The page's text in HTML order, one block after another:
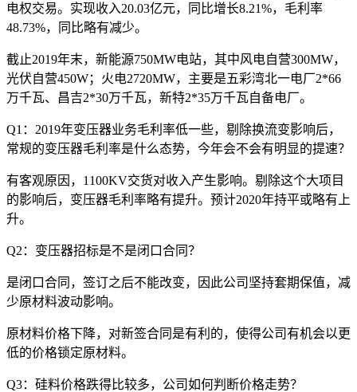
电权交易。实现收入20.03亿元，同比增长8.21%，毛利率
48.73%，同比略有减少。
截止2019年末，新能源750MW电站，其中风电自营300MW，
光伏自营450W；火电2720MW，主要是五彩湾北一电厂2*66
万千瓦、昌吉2*30万千瓦，新特2*35万千瓦自备电厂。
Q1：2019年变压器业务毛利率低一些，剔除换流变影响后，
常规的变压器毛利率是什么态势，今年会不会有明显的提速？
有客观原因，1100KV交货对收入产生影响。剔除这个大项目
的影响后，变压器毛利率略有提升。预计2020年持平或略有上
升。
Q2：变压器招标是不是闭口合同？
是闭口合同，签订之后不能改变，因此公司坚持套期保值，减
少原材料波动影响。
原材料价格下降，对新签合同是有利的，使得公司有机会以更
低的价格锁定原材料。
Q3：硅料价格跌得比较多，公司如何判断价格走势？